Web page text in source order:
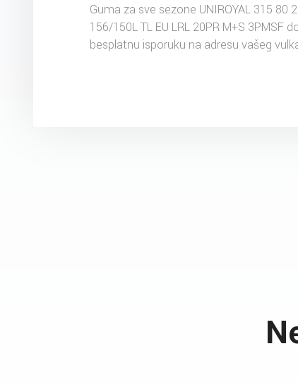
Guma za sve sezone UNIROYAL 315 80
156/150L TL EU LRL 20PR M+S 3PMSF
besplatnu isporuku na adresu vašeg